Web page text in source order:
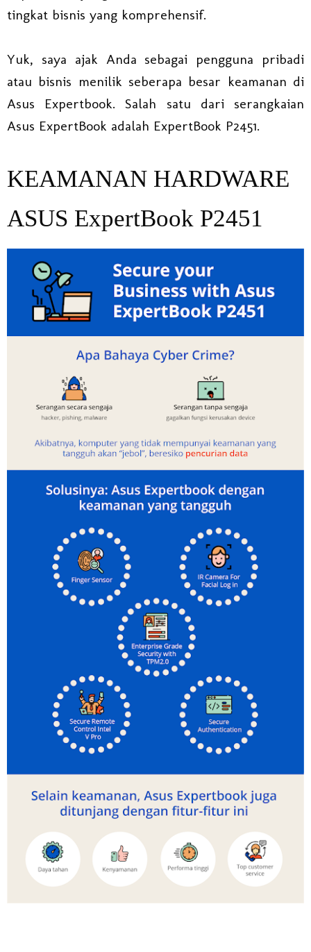
tingkat bisnis yang komprehensif.
Yuk, saya ajak Anda sebagai pengguna pribadi
atau bisnis menilik seberapa besar keamanan di
Asus Expertbook. Salah satu dari serangkaian
Asus ExpertBook adalah ExpertBook P2451.
KEAMANAN HARDWARE
ASUS ExpertBook P2451